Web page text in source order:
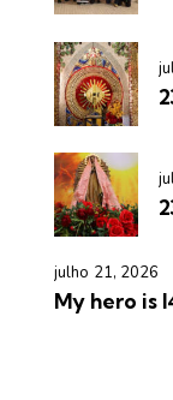
julho 21, 2026
My hero is